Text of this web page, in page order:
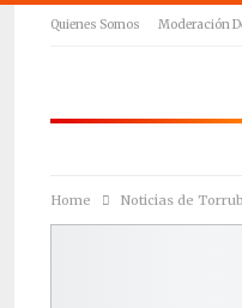
Quienes Somos Moderación
Home Noticias de